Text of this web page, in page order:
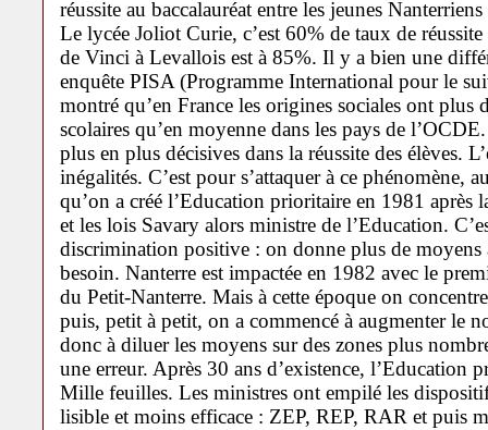
réussite au baccalauréat entre les jeunes
Le lycée Joliot Curie, c’est 60% de taux de
de Vinci à Levallois est à 85%. Il y a bien une
enquête PISA (Programme International pour le
montré qu’en France les origines sociales ont plus
scolaires qu’en moyenne dans les pays de
plus en plus décisives dans la réussite des élèves.
inégalités. C’est pour s’attaquer à ce phénomène,
qu’on a créé l’Education prioritaire en 1981
et les lois Savary alors ministre de l’Education.
discrimination positive : on donne plus de
besoin. Nanterre est impactée en 1982 avec le
du Petit-Nanterre. Mais à cette époque on
puis, petit à petit, on a commencé à augmenter le
donc à diluer les moyens sur des zones plus
une erreur. Après 30 ans d’existence, l’Education
Mille feuilles. Les ministres ont empilé les
lisible et moins efficace : ZEP, REP, RAR et puis